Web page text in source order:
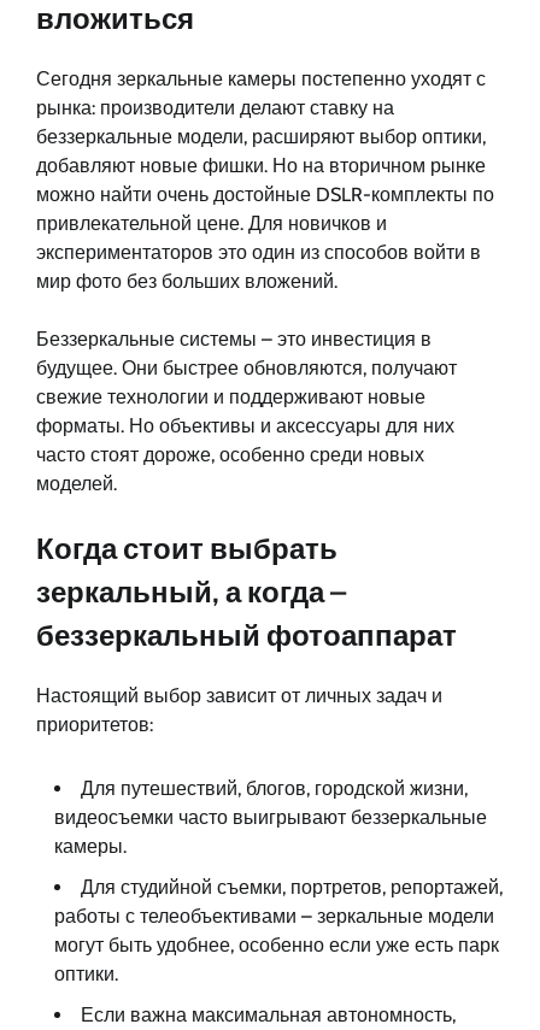
вложиться
Сегодня зеркальные камеры постепенно уходят с
рынка: производители делают ставку на
беззеркальные модели, расширяют выбор оптики,
добавляют новые фишки. Но на вторичном рынке
можно найти очень достойные DSLR-комплекты по
привлекательной цене. Для новичков и
экспериментаторов это один из способов войти в
мир фото без больших вложений.
Беззеркальные системы – это инвестиция в
будущее. Они быстрее обновляются, получают
свежие технологии и поддерживают новые
форматы. Но объективы и аксессуары для них
часто стоят дороже, особенно среди новых
моделей.
Когда стоит выбрать
зеркальный, а когда –
беззеркальный фотоаппарат
Настоящий выбор зависит от личных задач и
приоритетов:
Для путешествий, блогов, городской жизни,
видеосъемки часто выигрывают беззеркальные
камеры.
Для студийной съемки, портретов, репортажей,
работы с телеобъективами – зеркальные модели
могут быть удобнее, особенно если уже есть парк
оптики.
Если важна максимальная автономность,